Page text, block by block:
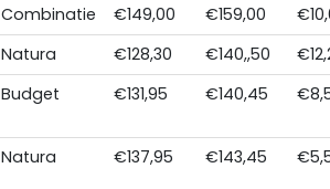
Combinatie €149,00 €159,00
Natura €128,30 €140,,50
Budget €131,95 €140,45
Natura €137,95 €143,45